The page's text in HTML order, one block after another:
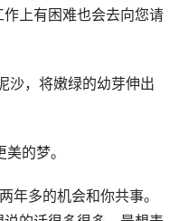
上有困难也会去向您请
沙，将嫩绿的幼芽伸出
的梦。
年多的机会和你共事。